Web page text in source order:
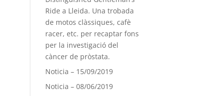
Ride a Lleida. Una trobada
de motos clàssiques, cafè
racer, etc. per recaptar fons
per la investigació del
càncer de pròstata.
Noticia – 15/09/2019
Noticia – 08/06/2019